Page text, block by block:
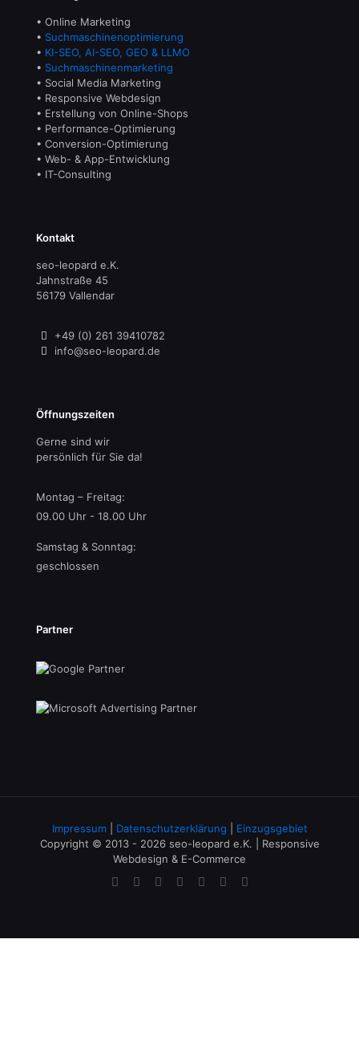
• Online Marketing
• Suchmaschinenoptimierung
• KI-SEO, AI-SEO, GEO & LLMO
• Suchmaschinenmarketing
• Social Media Marketing
• Responsive Webdesign
• Erstellung von Online-Shops
• Performance-Optimierung
• Conversion-Optimierung
• Web- & App-Entwicklung
• IT-Consulting
Kontakt
seo-leopard e.K.
Jahnstraße 45
56179 Vallendar
+49 (0) 261 39410782
info@seo-leopard.de
Öffnungszeiten
Gerne sind wir
persönlich für Sie da!
Montag – Freitag:
09.00 Uhr - 18.00 Uhr
Samstag & Sonntag:
geschlossen
Partner
Impressum| Datenschutzerklärung
Einzugsgebiet
Copyright © 2013 - 2026 seo-leopard e.K. | Responsive
Webdesign & E-Commerce